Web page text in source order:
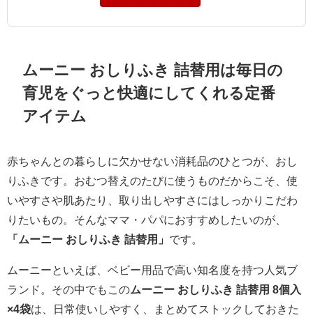
ムーニー おしりふき 詰替用は毎日の
育児をぐっと快適にしてくれる定番
アイテム
赤ちゃんとの暮らしに欠かせない消耗品のひとつが、おし
りふきです。おむつ替えのたびに使うものだからこそ、使
いやすさや肌あたり、取り出しやすさにはしっかりこだわ
りたいもの。そんなママ・パパにおすすめしたいのが、
「ムーニー おしりふき 詰替用」 です。
ムーニーといえば、ベビー用品で高い知名度を持つ人気ブ
ランド。その中でもこのムーニー おしりふき 詰替用 8個入
×4袋は、日常使いしやすく、まとめてストックしておきた